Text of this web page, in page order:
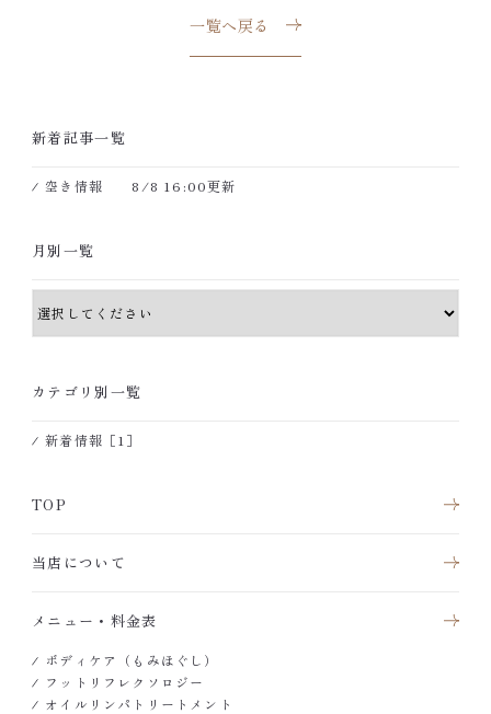
一覧へ戻る
新着記事一覧
空き情報 8/8 16:00更新
月別一覧
カテゴリ別一覧
新着情報［1］
TOP
当店について
メニュー・料金表
ボディケア（もみほぐし）
フットリフレクソロジー
オイルリンパトリートメント